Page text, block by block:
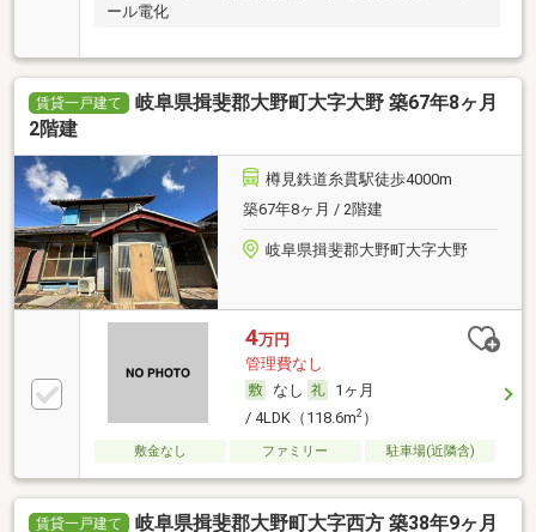
ール電化
賃貸一戸建て
岐阜県揖斐郡大野町大字大野 築67年8ヶ月
2階建
樽見鉄道糸貫駅徒歩4000m
築67年8ヶ月 / 2階建
岐阜県揖斐郡大野町大字大野
4万円
管理費なし
なし
1ヶ月
/ 4LDK（118.6m2）
敷金なし ファミリー 駐車場(近隣含)
賃貸一戸建て 岐阜県揖斐郡大野町大字西方 築38年9ヶ月